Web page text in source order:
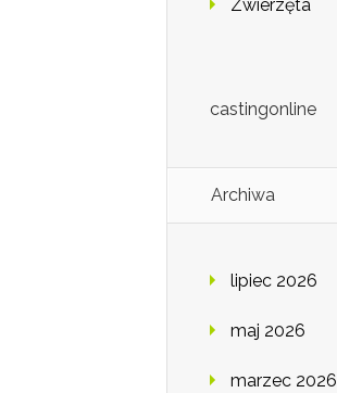
Zwierzęta
castingonline
Archiwa
lipiec 2026
maj 2026
marzec 2026